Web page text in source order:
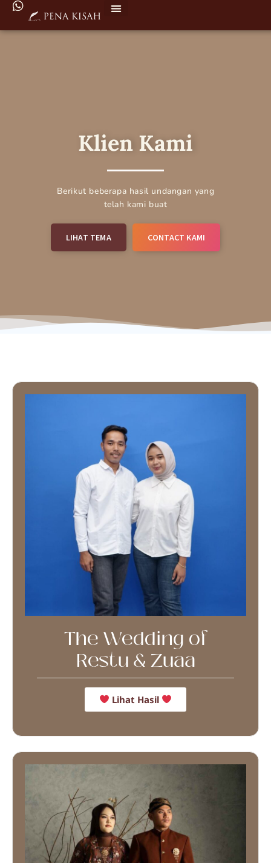
Klien Kami
Berikut beberapa hasil undangan yang
telah kami buat
LIHAT TEMA CONTACT KAMI
The Wedding of
Restu & Zuaa
Lihat Hasil